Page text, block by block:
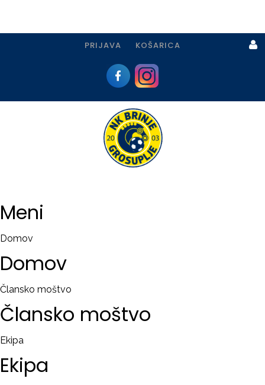
PRIJAVA KOŠARICA
Meni
Domov
Domov
Člansko moštvo
Člansko moštvo
Ekipa
Ekipa
Prijava
Registracija
Remember